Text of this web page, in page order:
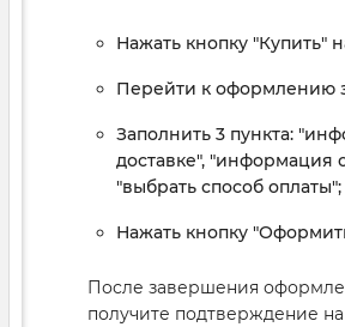
Нажать кнопку "Купить"
Перейти к оформлению
Заполнить 3 пункта:
доставке", "информация
"выбрать способ оплаты";
Нажать кнопку
После завершения
получите подтверждение